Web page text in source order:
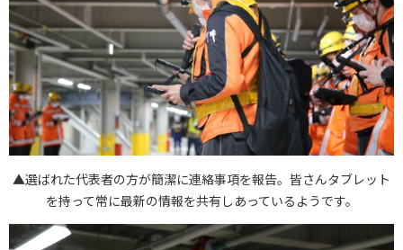
▲選ばれた代表者の方が簡潔に連絡事項を報告。皆さんタブレット
を持って常に最新の情報を共有しあっているようです。